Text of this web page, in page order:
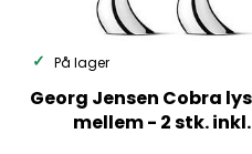
På lager
Georg Jensen Cobra
mellem - 2 stk.